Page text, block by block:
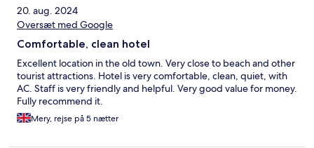
20. aug. 2024
Oversæt med Google
Comfortable, clean hotel
Excellent location in the old town. Very close to beach and other
tourist attractions. Hotel is very comfortable, clean, quiet, with
AC. Staff is very friendly and helpful. Very good value for money.
Fully recommend it.
Mery, rejse på 5 nætter